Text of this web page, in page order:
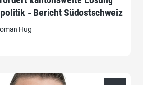
- Bericht Südostschweiz
Hug